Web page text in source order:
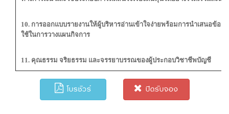
10. การออกแบบรายงานให้ผู้บริหารอ่านเข้าใจง่ายพร้อมการนำเสนอข้
ใช้ในการวางแผนกิจการ
11. คุณธรรม จริยธรรม และจรรยาบรรณของผู้ประกอบวิชาชีพบัญชี
โบรชัวร์ ปิดรับจอง